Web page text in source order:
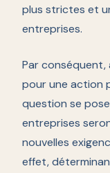
plus strictes et
entreprises.
Par
pour une action
question se
entreprises
nouvelles
effet,